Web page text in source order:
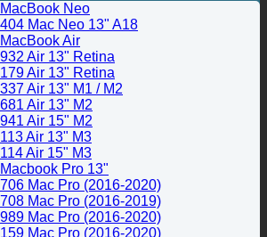
MacBook Neo
Mac Neo 13" A18
MacBook Air
Air 13" Retina
Air 13" Retina
Air 13" M1 / M2
Air 13" M2
Air 15" M2
Air 13" M3
Air 15" M3
Macbook Pro 13"
Mac Pro (2016-2020)
Mac Pro (2016-2019)
Mac Pro (2016-2020)
Mac Pro (2016-2020)